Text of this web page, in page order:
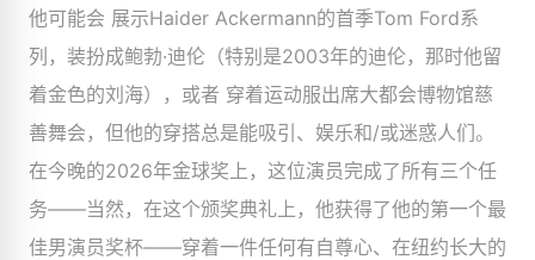
他可能会 展示Haider Ackermann的首季Tom Ford系
列，装扮成鲍勃·迪伦（特别是2003年的迪伦，那时他留
着金色的刘海），或者 穿着运动服出席大都会博物馆慈
善舞会，但他的穿搭总是能吸引、娱乐和/或迷惑人们。
在今晚的2026年金球奖上，这位演员完成了所有三个任
务——当然，在这个颁奖典礼上，他获得了他的第一个最
佳男演员奖杯——穿着一件任何有自尊心、在纽约长大的